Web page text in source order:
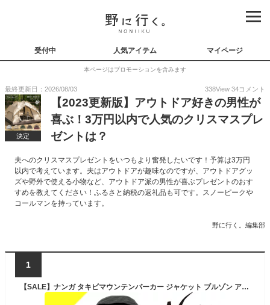
受付中 人気アイテム マイページ
本ページはプロモーションを含みます
最終更新日：2026/08/03 338View 34コメント
決定
【2023更新版】アウトドア好きの男性が
喜ぶ！3万円以内で人気のクリスマスプレ
ゼントは？
夫へのクリスマスプレゼントをいつもより奮発したいです！予算は3万円
以内で考えています。夫はアウトドアが趣味なのですが、アウトドアグッ
ズや野外で使える小物など、アウトドア派の男性が喜ぶプレゼントのおす
すめを教えてください！ふるさと納税の返礼品も可です。スノーピークや
コールマンを持っています。
野に行く。編集部
1
【SALE】ナンガ タキビマウンテンパーカー ジャケット ブルゾン アウター メンズ フード付き 難燃 アウトドア キャンプ 軽量 防寒 超撥水 通勤 通学 大きいサイズ ブランド チャコール コヨーテ NANGA